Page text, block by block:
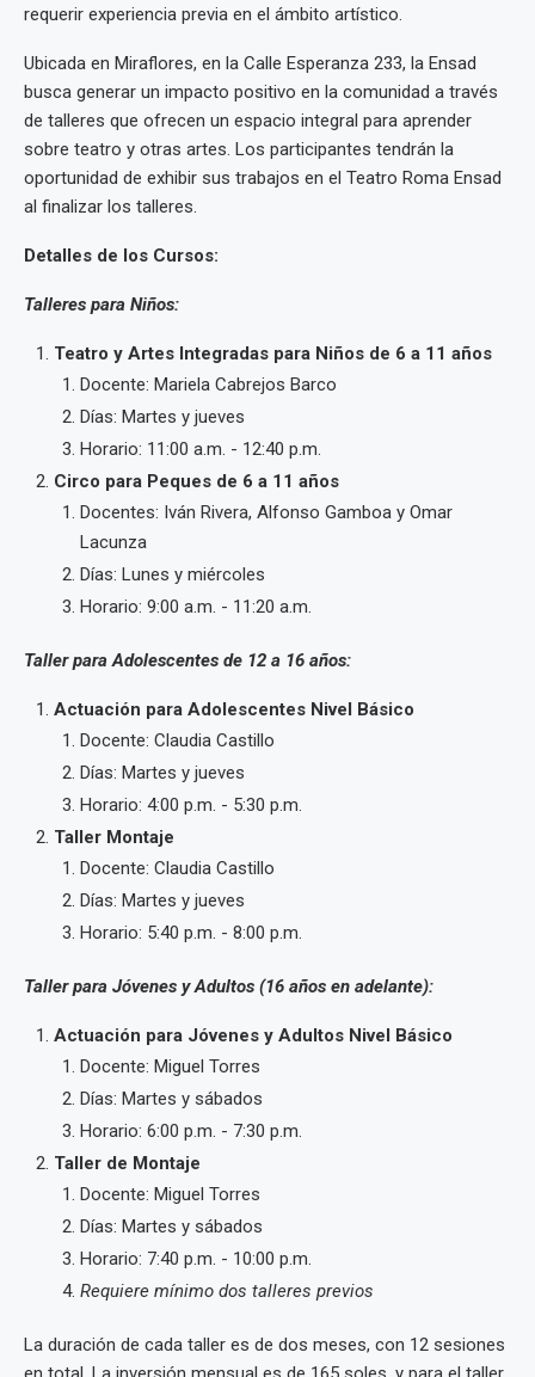
requerir experiencia previa en el ámbito artístico.
Ubicada en Miraflores, en la Calle Esperanza 233, la Ensad
busca generar un impacto positivo en la comunidad a través
de talleres que ofrecen un espacio integral para aprender
sobre teatro y otras artes. Los participantes tendrán la
oportunidad de exhibir sus trabajos en el Teatro Roma Ensad
al finalizar los talleres.
Detalles de los Cursos:
Talleres para Niños:
Teatro y Artes Integradas para Niños de 6 a 11 años
Docente: Mariela Cabrejos Barco
Días: Martes y jueves
Horario: 11:00 a.m. - 12:40 p.m.
Circo para Peques de 6 a 11 años
Docentes: Iván Rivera, Alfonso Gamboa y Omar
Lacunza
Días: Lunes y miércoles
Horario: 9:00 a.m. - 11:20 a.m.
Taller para Adolescentes de 12 a 16 años:
Actuación para Adolescentes Nivel Básico
Docente: Claudia Castillo
Días: Martes y jueves
Horario: 4:00 p.m. - 5:30 p.m.
Taller Montaje
Docente: Claudia Castillo
Días: Martes y jueves
Horario: 5:40 p.m. - 8:00 p.m.
Taller para Jóvenes y Adultos (16 años en adelante):
Actuación para Jóvenes y Adultos Nivel Básico
Docente: Miguel Torres
Días: Martes y sábados
Horario: 6:00 p.m. - 7:30 p.m.
Taller de Montaje
Docente: Miguel Torres
Días: Martes y sábados
Horario: 7:40 p.m. - 10:00 p.m.
Requiere mínimo dos talleres previos
La duración de cada taller es de dos meses, con 12 sesiones